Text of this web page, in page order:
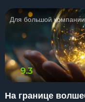
Для большой
9.3
На границе